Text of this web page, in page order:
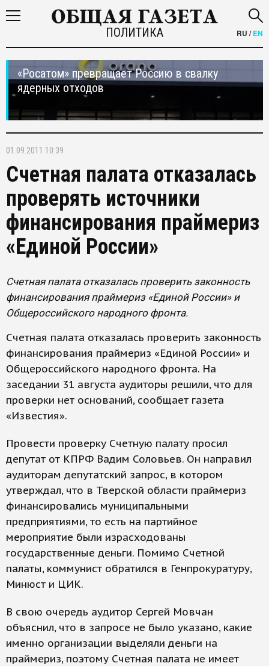
ПОЛИТИКА RU /EN
«Росатом» превращает Россию в свалку
ядерных отходов
01.09.2011 10:39
Счетная палата отказалась
проверять источники
финансирования праймериз
«Единой России»
Счетная палата отказалась проверить законность
финансирования праймериз «Единой России» и
Общероссийского народного фронта.
Счетная палата отказалась проверить законность
финансирования праймериз «Единой России» и
Общероссийского народного фронта. На
заседании 31 августа аудиторы решили, что для
проверки нет оснований, сообщает газета
«Известия».
Провести проверку Счетную палату просил
депутат от КПРФ Вадим Соловьев. Он направил
аудиторам депутатский запрос, в котором
утверждал, что в Тверской области праймериз
финансировались муниципальными
предприятиями, то есть на партийное
мероприятие были израсходованы
государственные деньги. Помимо Счетной
палаты, коммунист обратился в Генпрокуратуру,
Минюст и ЦИК.
В свою очередь аудитор Сергей Мовчан
объяснил, что в запросе не было указано, какие
именно организации выделяли деньги на
праймериз, поэтому Счетная палата не имеет